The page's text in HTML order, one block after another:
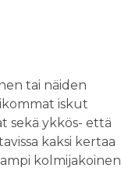
tai näiden
iskut
sekä ykkös- että
kaksi kertaa
kolmijakoinen